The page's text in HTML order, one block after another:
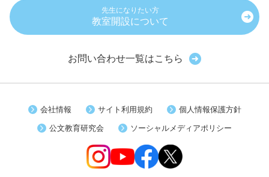
先生になりたい方
教室開設について
お問い合わせ一覧はこちら
会社情報 サイト利用規約 個人情報保護方針
公文教育研究会 ソーシャルメディアポリシー